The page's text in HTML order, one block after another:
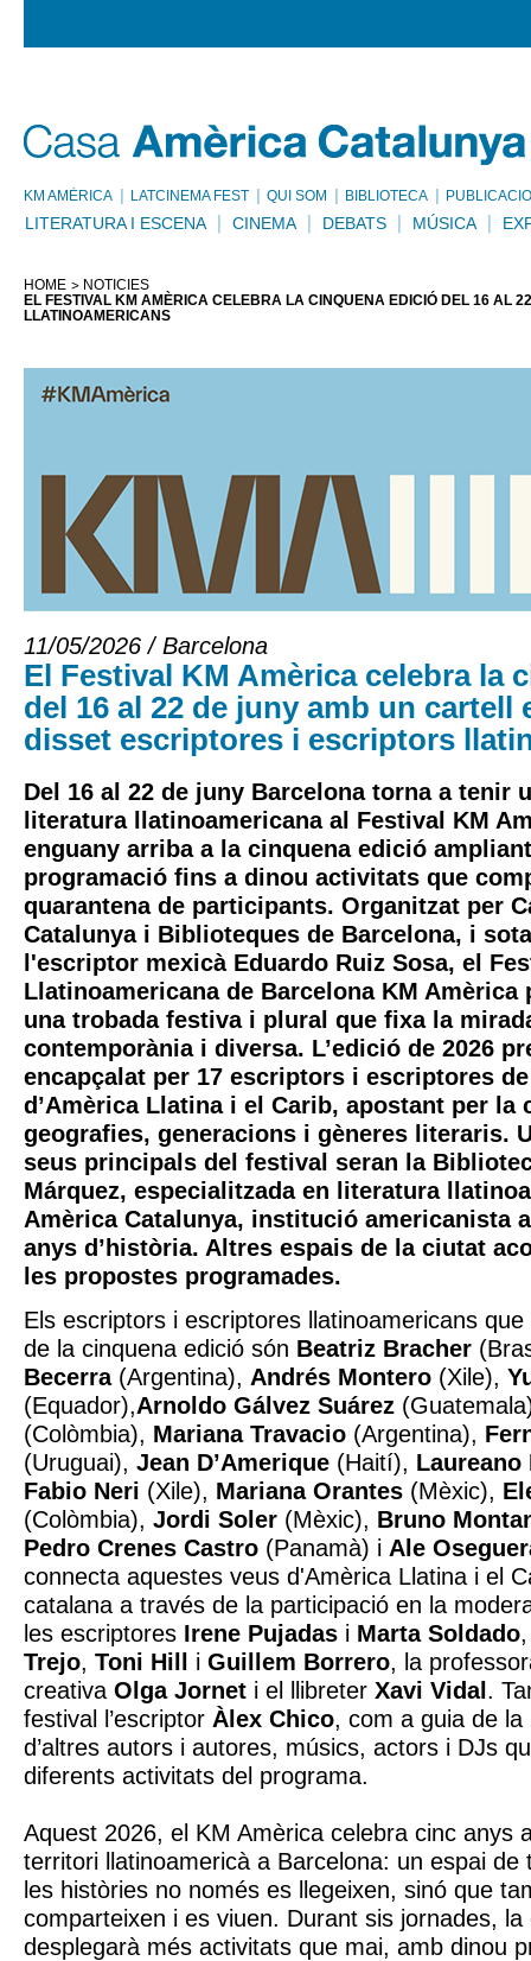
KM AMÈRICA LATCINEMA FEST QUI SOM BIBLIOTECA
LITERATURA I ESCENA CINEMA DEBATS MÚSICA
HOME
NOTÍCIES
EL FESTIVAL KM AMÈRICA CELEBRA LA CINQUENA EDICIÓ DEL 16 AL
LLATINOAMERICANS
11/05/2026 / Barcelona
El Festival KM Amèrica celebra la
del 16 al 22 de juny amb un cartell
disset escriptores i escriptors
Del 16 al 22 de juny Barcelona torna a tenir
literatura llatinoamericana al Festival KM
enguany arriba a la cinquena edició
programació fins a dinou activitats que
quarantena de participants. Organitzat per
Catalunyai Biblioteques de Barcelona, i
l'escriptor mexicà Eduardo Ruiz Sosa, el
Llatinoamericana de Barcelona KM Amèrica
una trobada festiva i plural que fixa la
contemporània i diversa. L’edició de 2026
encapçalat per 17 escriptors i escriptores
d’Amèrica Llatina i el Carib, apostant per la
geografies, generacions i gèneres literaris.
seus principals del festival seran la
Márquez, especialitzada en literatura
Amèrica Catalunya, institució americanista
anys d’història. Altres espais de la ciutat
les propostes programades.
Els escriptors i escriptores llatinoamericans
de la cinquena edició són Beatriz Bracher
Becerra(Argentina), Andrés Montero (Xile),
(Equador),Arnoldo Gálvez Suárez
(Colòmbia), Mariana Travacio (Argentina),
(Uruguai), Jean D’Amerique (Haití), Laureano
Fabio Neri (Xile), Mariana Orantes (Mèxic),
(Colòmbia), Jordi Soler (Mèxic), Bruno
Pedro Crenes Castro (Panamà) i Ale
connecta aquestes veus d'Amèrica Llatina i el
catalana a través de la participació en la
les escriptores Irene Pujadas i Marta Soldado
Trejo, Toni Hill i Guillem Borrero, la
creativa Olga Jornet i el llibreter Xavi Vidal .
festival l’escriptor Àlex Chico, com a guia de
d’altres autors i autores, músics, actors i DJs
diferents activitats del programa.
Aquest 2026, el KM Amèrica celebra cinc anys
territori llatinoamericà a Barcelona: un espai de
les històries no només es llegeixen, sinó que
comparteixen i es viuen. Durant sis jornades, la
desplegarà més activitats que mai, amb dinou